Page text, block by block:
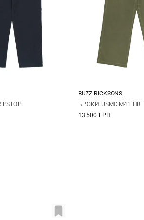
32 34
BUZZ RICKSONS
БРЮКИ USMC M41 HBT
13 500 ГРН